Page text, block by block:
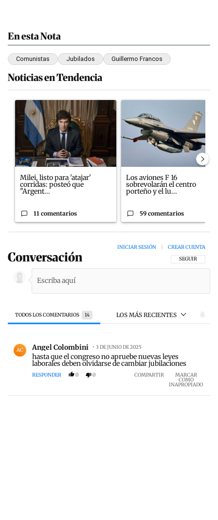
En esta Nota
Comunistas Jubilados Guillermo Francos
Noticias en Tendencia
Este listado muestra los artículos con más comentarios en los
Un artículo de tendencia con el título "Milei, listo para 'atajar'
Milei, listo para 'atajar'
corridas: posteó que
"Argent...
11 comentarios
Un artículo de tendencia con
Los aviones F 16
sobrevolarán el centro
porteño y el lu...
59 comentarios
Conversación SIGA ESTA
SEGUIR
INICIAR SESIÓN CREAR CUENTA
TODOS LOS COMENTARIOS 14 LOS MÁS RECIENTES
Todos los comentarios
AC Angel Colombini 3 DE JUNIO DE 2025
hasta que el congreso no apruebe nuevas leyes
laborales deben olvidarse de cambiar jubilaciones
RESPONDER 0 0 COMPARTIR MARCAR
COMO
INAPROPIADO